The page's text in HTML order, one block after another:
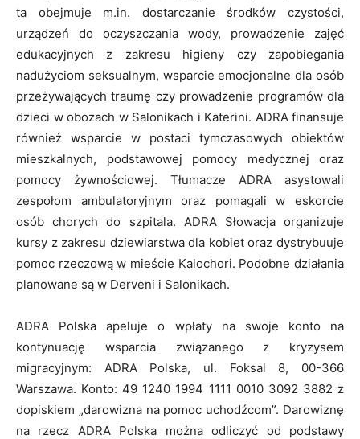
ta obejmuje m.in. dostarczanie środków czystości,
urządzeń do oczyszczania wody, prowadzenie zajęć
edukacyjnych z zakresu higieny czy zapobiegania
nadużyciom seksualnym, wsparcie emocjonalne dla osób
przeżywających traumę czy prowadzenie programów dla
dzieci w obozach w Salonikach i Katerini. ADRA finansuje
również wsparcie w postaci tymczasowych obiektów
mieszkalnych, podstawowej pomocy medycznej oraz
pomocy żywnościowej. Tłumacze ADRA asystowali
zespołom ambulatoryjnym oraz pomagali w eskorcie
osób chorych do szpitala. ADRA Słowacja organizuje
kursy z zakresu dziewiarstwa dla kobiet oraz dystrybuuje
pomoc rzeczową w mieście Kalochori. Podobne działania
planowane są w Derveni i Salonikach.
ADRA Polska apeluje o wpłaty na swoje konto na
kontynuację wsparcia związanego z kryzysem
migracyjnym: ADRA Polska, ul. Foksal 8, 00-366
Warszawa. Konto: 49 1240 1994 1111 0010 3092 3882 z
dopiskiem „darowizna na pomoc uchodźcom”. Darowiznę
na rzecz ADRA Polska można odliczyć od podstawy